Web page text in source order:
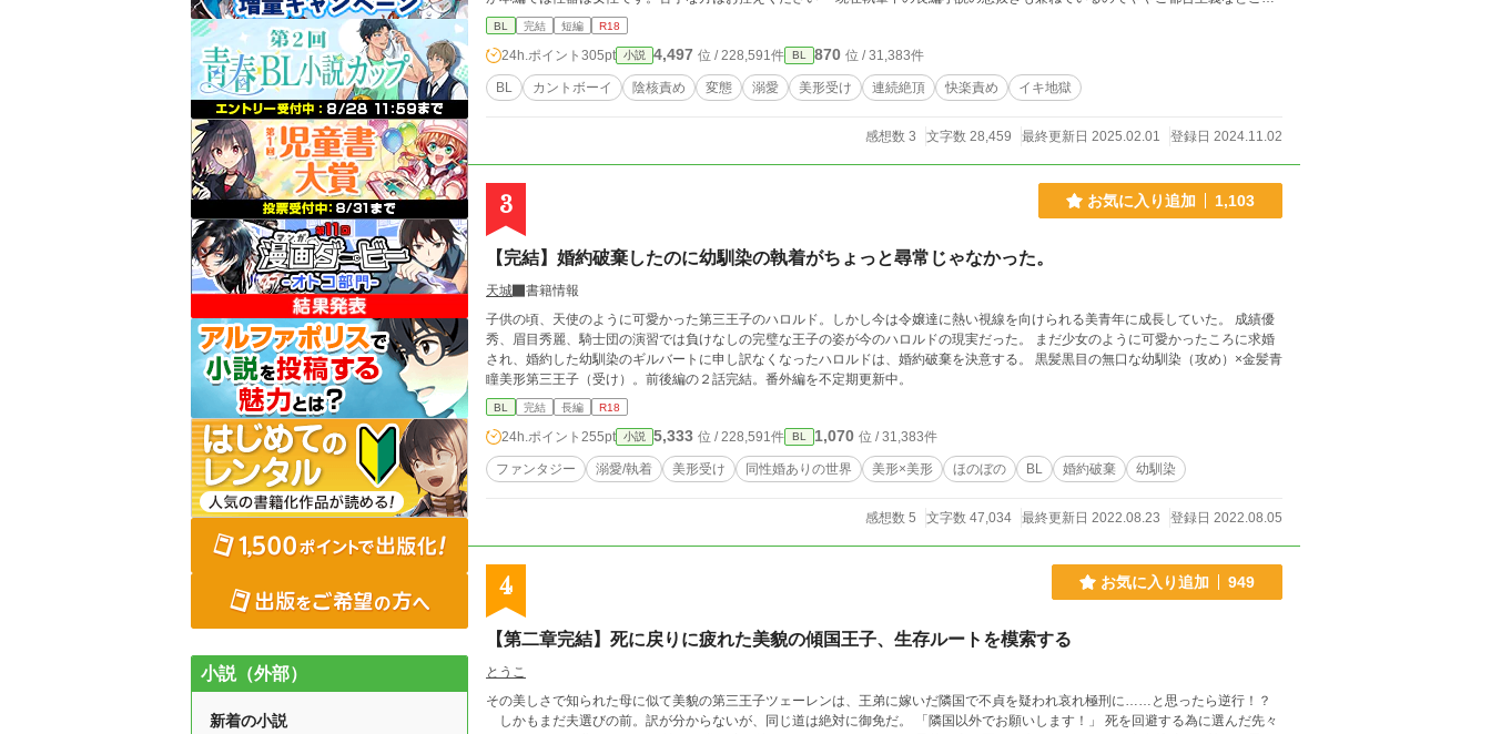
あると思います。ご了承ください。 カントボーイネタが書きたいと思い立ち、作者の趣味を詰め込んだような内容です！ お話は完
結しているのですが、たまにアイデアが湧いてきたときに不定期更新することあります。 基本5ページ以降は本格的なイキ地獄でフレ
イスがとことん責められちゃいます。※閑話は除く だいたい女性器での描写になる予定です。 フレイスのことを好きすぎて限界まで
攻めちゃうランギールをお許しください。
BL 完結 短編 R18
24h.ポイント 305pt 小説 4,497 位 / 228,591件 BL 870 位 / 31,383件
BL カントボーイ 陰核責め 変態 溺愛 美形受け 連続絶頂 快楽責め イキ地獄
感想数 3 文字数 28,459 最終更新日 2025.02.01 登録日 2024.11.02
3 お気に入り追加 1,103
【完結】婚約破棄したのに幼馴染の執着がちょっと尋常じゃなかった。
天城
書籍情報
子供の頃、天使のように可愛かった第三王子のハロルド。しかし今は令嬢達に熱い視線を向けられる美青年に成長していた。 成績優
秀、眉目秀麗、騎士団の演習では負けなしの完璧な王子の姿が今のハロルドの現実だった。 まだ少女のように可愛かったころに求婚
され、婚約した幼馴染のギルバートに申し訳なくなったハロルドは、婚約破棄を決意する。 黒髪黒目の無口な幼馴染（攻め）×金髪青
瞳美形第三王子（受け）。前後編の２話完結。番外編を不定期更新中。
BL 完結 長編 R18
24h.ポイント 255pt 小説 5,333 位 / 228,591件 BL 1,070 位 / 31,383件
ファンタジー 溺愛/執着 美形受け 同性婚ありの世界 美形×美形 ほのぼの BL 婚約破棄 幼馴染
感想数 5 文字数 47,034 最終更新日 2022.08.23 登録日 2022.08.05
4 お気に入り追加 949
【第二章完結】死に戻りに疲れた美貌の傾国王子、生存ルートを模索する
とうこ
その美しさで知られた母に似て美貌の第三王子ツェーレンは、王弟に嫁いだ隣国で不貞を疑われ哀れ極刑に……と思ったら逆行！？
しかもまだ夫選びの前。訳が分からないが、同じ道は絶対に御免だ。 「隣国以外でお願いします！」 死を回避する為に選んだ先々
小説（外部）
新着の小説